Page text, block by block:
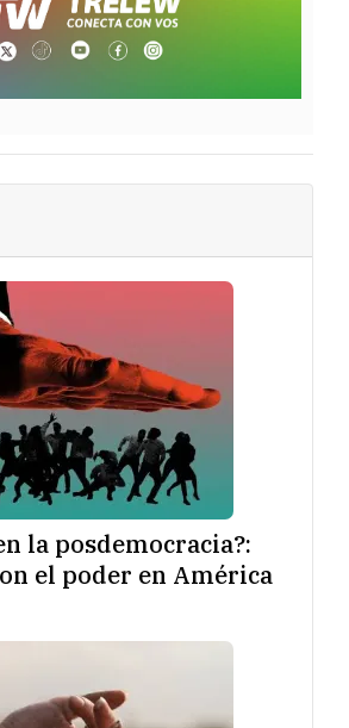
la posdemocracia?:
el poder en América